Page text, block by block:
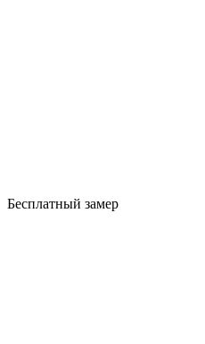
Бесплатный замер